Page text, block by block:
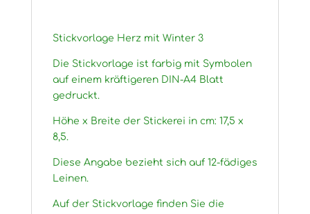
Stickvorlage Herz mit Winter 3
Die Stickvorlage ist farbig mit Symbolen
auf einem kräftigeren DIN-A4 Blatt
gedruckt.
Höhe x Breite der Stickerei in cm: 17,5 x
8,5.
Diese Angabe bezieht sich auf 12-fädiges
Leinen.
Auf der Stickvorlage finden Sie die